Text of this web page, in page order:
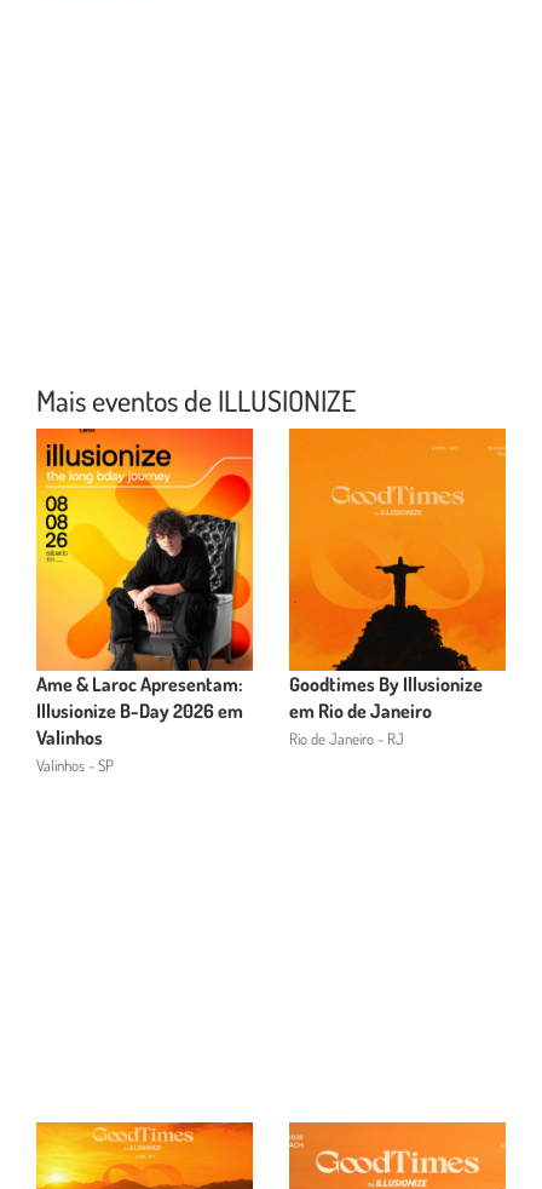
Mais eventos de ILLUSIONIZE
Ame & Laroc Apresentam:
Illusionize B-Day 2026 em
Valinhos
Valinhos - SP
Goodtimes By Illusionize
em Rio de Janeiro
Rio de Janeiro - RJ